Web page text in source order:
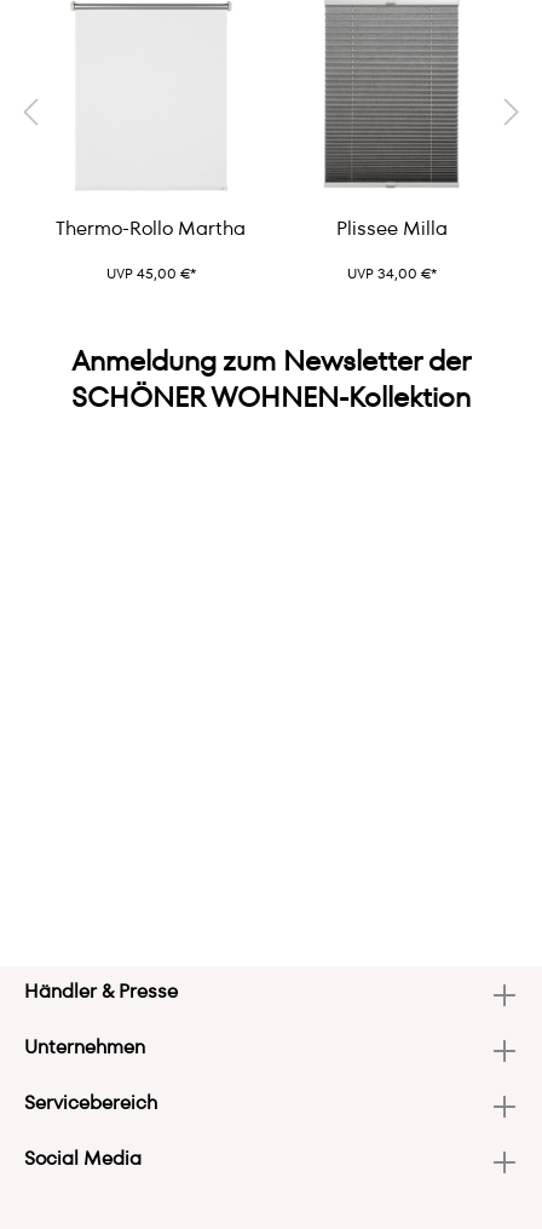
Thermo-Rollo Martha
UVP 45,00 €*
Plissee Milla
UVP 34,00 €*
Anmeldung zum Newsletter der
SCHÖNER WOHNEN-Kollektion
Händler & Presse
Unternehmen
Servicebereich
Social Media